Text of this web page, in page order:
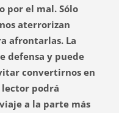
por el mal. Sólo
aterrorizan
afrontarlas. La
defensa y puede
convertirnos en
lector podrá
a la parte más